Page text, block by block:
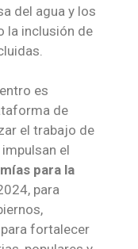
del agua y los
la inclusión de
es
de
el trabajo de
el
para la
para
fortalecer